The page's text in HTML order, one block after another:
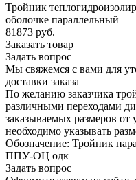
Тройник
оболочке параллельный
81873 руб.
Заказать товар
Задать вопрос
Мы свяжемся с вами для
доставки заказа
По желанию заказчика
различными переходами
заказываемых размеров от
необходимо указывать
Обозначение: Тройник
ППУ-ОЦ одк
Задать вопрос